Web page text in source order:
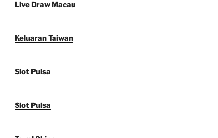
Live Draw Macau
Keluaran Taiwan
Slot Pulsa
Slot Pulsa